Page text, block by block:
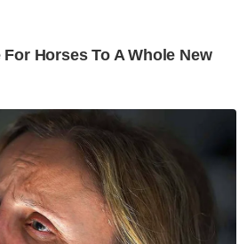
agensi
33 wanita warga asing
Indonesia dan tiga
lingkungan 18 hingga
mangsa kes terbabit
katanya kepada Sinar